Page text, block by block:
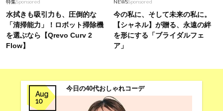
特集Sponsored
水拭きも吸引力も、圧倒的な
「清掃能力」！ロボット掃除機
を選ぶなら【Qrevo Curv 2
Flow】
NEWSSponsored
今の私に、そして未来の私に。
【シャネル】が贈る、永遠の絆
を形にする「ブライダルフェ
ア」
Aug
10
今日の40代おしゃれコーデ